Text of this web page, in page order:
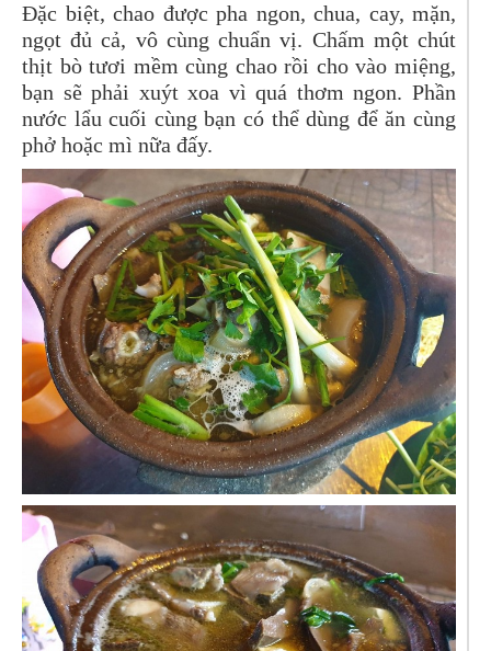
Đặc biệt, chao được pha ngon, chua, cay, mặn,
ngọt đủ cả, vô cùng chuẩn vị. Chấm một chút
thịt bò tươi mềm cùng chao rồi cho vào miệng,
bạn sẽ phải xuýt xoa vì quá thơm ngon. Phần
nước lẩu cuối cùng bạn có thể dùng để ăn cùng
phở hoặc mì nữa đấy.